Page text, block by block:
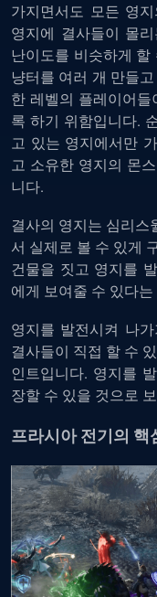
가지면서도 모든 영
영지에 결사들이 몰
난이도를 비슷하게
냥터를 여러 개 만들
한 레벨의 플레이어
록 하기 위함입니다.
고 있는 영지에서만
고 소유한 영지의 몬
니다.
결사의 영지는 심리스
서 실제로 볼 수 있게
건물을 짓고 영지를
에게 보여줄 수 있다
영지를 발전시켜 나
결사들이 직접 할 수
인트입니다. 영지를
장할 수 있을 것으로
프라시아 전기의 핵